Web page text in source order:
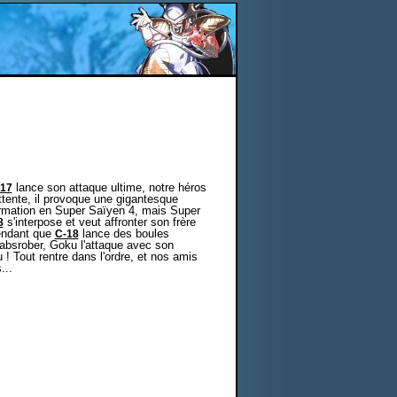
lance son attaque ultime, notre héros
il provoque une gigantesque
en Super Saïyen 4, mais Super
s'interpose et veut affronter son frère
que C-18lance des boules
Goku l'attaque avec son
Tout rentre dans l'ordre, et nos amis